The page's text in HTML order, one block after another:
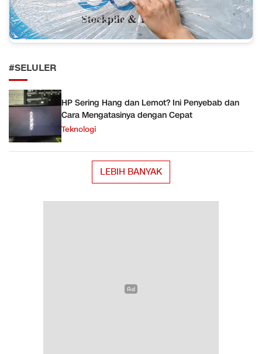
#SELULER
HP Sering Hang dan Lemot? Ini Penyebab dan
Cara Mengatasinya dengan Cepat
Teknologi
LEBIH BANYAK